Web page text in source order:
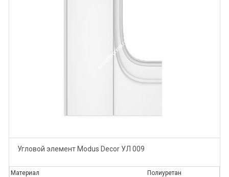
Угловой элемент Modus Decor УЛ 009
Материал
Полиуретан